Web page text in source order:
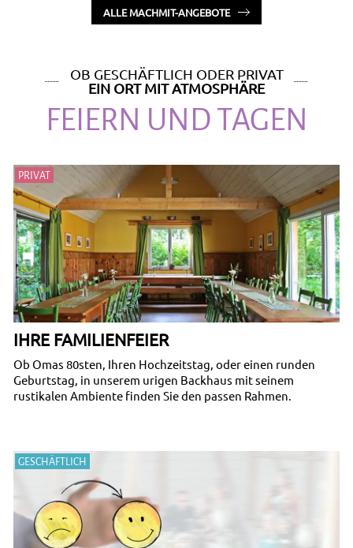
ALLE MACHMIT-ANGEBOTE
OB GESCHÄFTLICH ODER PRIVAT
EIN ORT MIT ATMOSPHÄRE
FEIERN UND TAGEN
PRIVAT
IHRE FAMILIENFEIER
Ob Omas 80sten, Ihren Hochzeitstag, oder einen runden
Geburtstag, in unserem urigen Backhaus mit seinem
rustikalen Ambiente finden Sie den passen Rahmen.
GESCHÄFTLICH